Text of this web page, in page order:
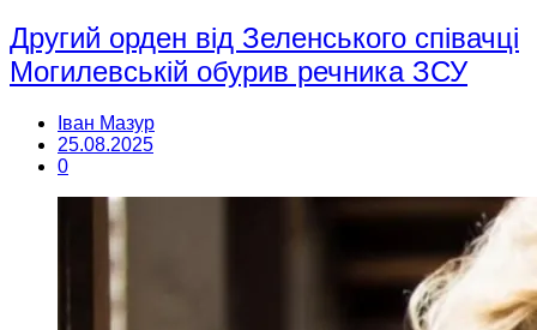
Другий орден від Зеленського співачці
Могилевській обурив речника ЗСУ
Іван Мазур
25.08.2025
0